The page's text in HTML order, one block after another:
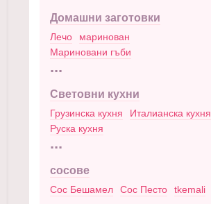
Домашни заготовки
Лечо
маринован
Мариновани гъби
...
Световни кухни
Грузинска кухня
Италианска кухня
Руска кухня
...
сосове
Сос Бешамел Сос Песто tkemali